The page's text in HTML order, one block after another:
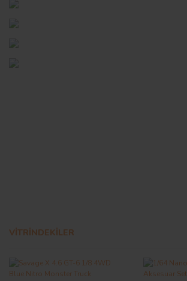
VİTRİNDEKİLER
YÜZEY KAPLAMA MALZEMELERİ
ELEKTRONİK EKİPMAN ve YEDEK